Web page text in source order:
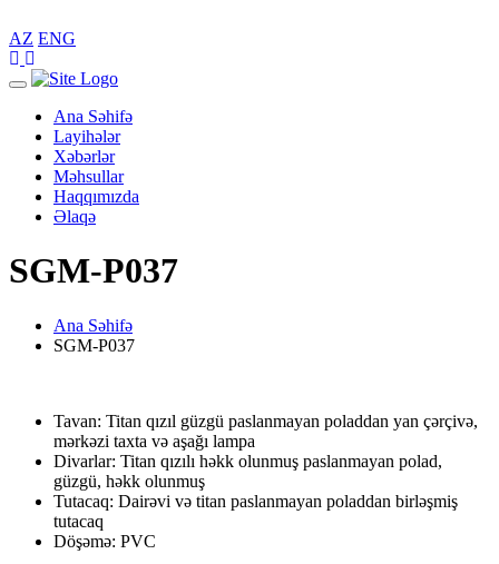
AZ ENG
Toggle
navigationAna Səhifə
Layihələr
Xəbərlər
Məhsullar
Haqqımızda
Əlaqə
SGM-P037
Ana Səhifə
SGM-P037
Tavan: Titan qızıl güzgü paslanmayan poladdan yan çərçivə,
mərkəzi taxta və aşağı lampa
Divarlar: Titan qızılı həkk olunmuş paslanmayan polad,
güzgü, həkk olunmuş
Tutacaq: Dairəvi və titan paslanmayan poladdan birləşmiş
tutacaq
Döşəmə: PVC